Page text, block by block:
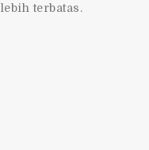
terbatas.